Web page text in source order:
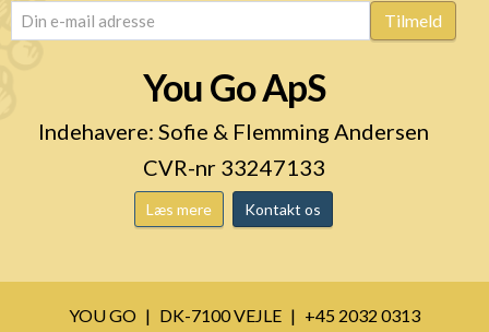
email (Påkrævet) Tilmeld
You Go ApS
Indehavere: Sofie & Flemming Andersen
CVR-nr 33247133
Læs mere Kontakt os
YOU GO DK-7100 VEJLE
+45 2032 0313